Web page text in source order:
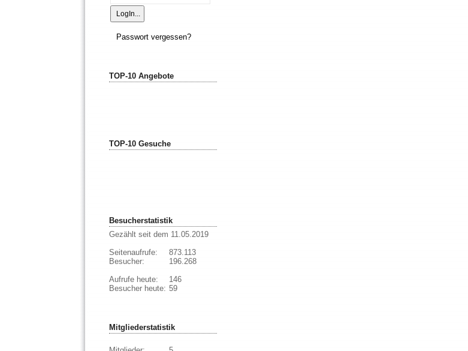
Passwort vergessen?
TOP-10 Angebote
TOP-10 Gesuche
Besucherstatistik
Gezählt seit dem 11.05.2019
Seitenaufrufe:
Besucher:
Aufrufe heute:
Besucher heute:
873.113
196.268
146
59
Mitgliederstatistik